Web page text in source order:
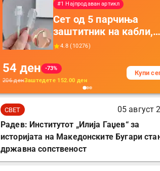
#1 Најпродаван артикл
Сет од 5 парчиња
заштитник на кабли,
прекривка за заштита
додатоци за заштита
кабли, без батерија,
мобилни телефони,
комплет за заштита
4.8 (10276)
54 ден
-73%
206денЗаштедете 152.00 ден
Купи
СВЕТ
05 август
Радев: Институтот „Илија Гаџев“ за
историјата на Македонските Бугари
државна сопственост